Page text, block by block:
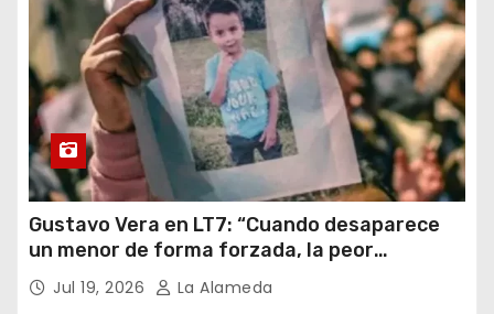
Gustavo Vera en LT7: “Cuando desaparece
un menor de forma forzada, la peor
hipótesis es trata, y así debe seguir
caratulado el caso Loan”
Jul 19, 2026 La Alameda